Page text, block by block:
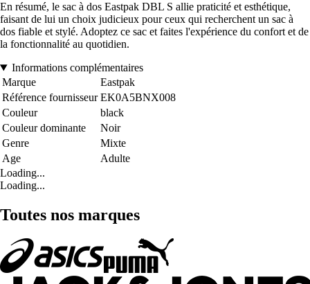
En résumé, le sac à dos Eastpak DBL S allie praticité et esthétique,
faisant de lui un choix judicieux pour ceux qui recherchent un sac à
dos fiable et stylé. Adoptez ce sac et faites l'expérience du confort et de
la fonctionnalité au quotidien.
Informations complémentaires
Marque
Eastpak
Référence fournisseur EK0A5BNX008
Couleur
black
Couleur dominante
Noir
Genre
Mixte
Age
Adulte
Loading...
Loading...
Toutes nos marques